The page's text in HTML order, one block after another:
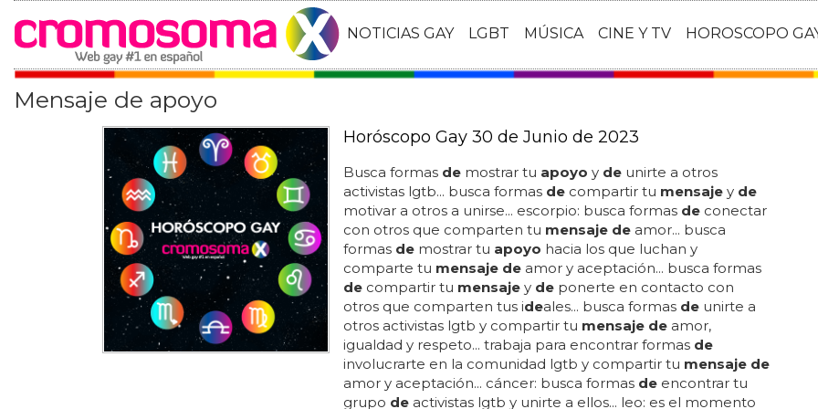
NOTICIAS GAY LGBT MÚSICA CINE Y TV HOROSCOPO
Mensaje de apoyo
Horóscopo Gay 30 de Junio de 2023
Busca formas demostrar tu apoyo y deunirte a otros
activistas lgtb... busca formas decompartir tu mensajey de
motivar a otros a unirse... escorpio: busca formas deconectar
con otros que comparten tu mensaje deamor... busca
formas demostrar tu apoyo hacia los que luchan y
comparte tu mensaje deamor y aceptación... busca formas
decompartir tu mensajey deponerte en contacto con
otros que comparten tus ideales... busca formas deunirte a
otros activistas lgtb y compartir tu mensaje deamor,
igualdad y respeto... trabaja para encontrar formas de
involucrarte en la comunidad lgtb y compartir tu mensaje de
amor y aceptación... cáncer: busca formas deencontrar tu
grupo deactivistas lgtb y unirte a ellos... leo: es el momento